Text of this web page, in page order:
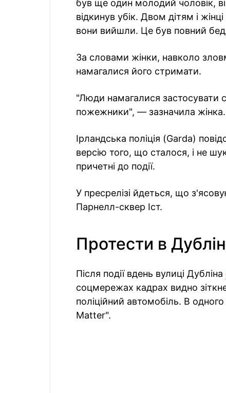
був ще один молодий чоловік,
відкинув убік. Двом дітям і
вони вийшли. Це був повний
За словами жінки, навколо
намагалися його стримати.
"Люди намагалися застосувати
пожежники", — зазначила жінка.
Ірландська поліція (Garda)
версію того, що сталося, і не
причетні до події.
У пресрелізі йдеться, що
Парнелл-сквер Іст.
Протести в
Після події вдень вулиці Дубліна
соцмережах кадрах видно
поліційний автомобіль. В
Matter".